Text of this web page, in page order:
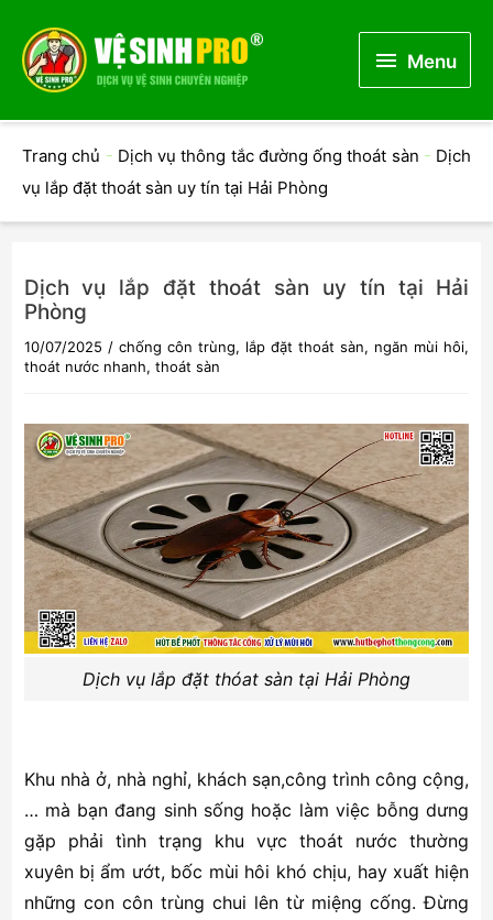
MenuMenu
Trang chủ - Dịch vụ thông tắc đường ống thoát sàn - Dịch
vụ lắp đặt thoát sàn uy tín tại Hải Phòng
Dịch vụ lắp đặt thoát sàn uy tín tại Hải
Phòng
10/07/2025 / chống côn trùng, lắp đặt thoát sàn, ngăn mùi hôi,
thoát nước nhanh, thoát sàn
Dịch vụ lắp đặt thóat sàn tại Hải Phòng
Khu nhà ở, nhà nghỉ, khách sạn,công trình công cộng,
… mà bạn đang sinh sống hoặc làm việc bỗng dưng
gặp phải tình trạng khu vực thoát nước thường
xuyên bị ẩm ướt, bốc mùi hôi khó chịu, hay xuất hiện
những con côn trùng chui lên từ miệng cống. Đừng